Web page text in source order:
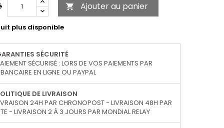
 Ajouter au panier
plus disponible
SÉCURITÉ
SÉCURISÉ : LORS DE VOS PAIEMENTS PAR
EN LIGNE OU PAYPAL
DE LIVRAISON
24H PAR CHRONOPOST - LIVRAISON 48H PAR
- LIVRAISON 2 À 3 JOURS PAR MONDIAL RELAY